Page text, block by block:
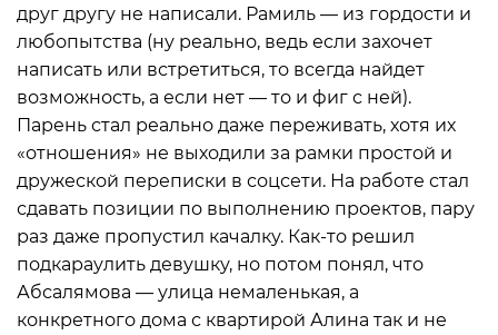
друг другу не написали. Рамиль — из гордости и
любопытства (ну реально, ведь если захочет
написать или встретиться, то всегда найдет
возможность, а если нет — то и фиг с ней).
Парень стал реально даже переживать, хотя их
«отношения» не выходили за рамки простой и
дружеской переписки в соцсети. На работе стал
сдавать позиции по выполнению проектов, пару
раз даже пропустил качалку. Как-то решил
подкараулить девушку, но потом понял, что
Абсалямова — улица немаленькая, а
конкретного дома с квартирой Алина так и не